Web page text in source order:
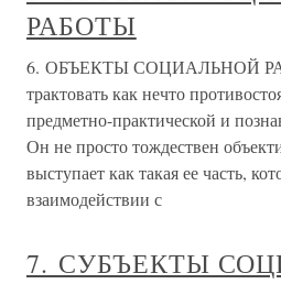
РАБОТЫ
6. ОБЪЕКТЫ СОЦИАЛЬНОЙ
трактовать как нечто
предметно-практической и
Он не просто тождествен
выступает как такая ее часть,
взаимодействии с
7. СУБЪЕКТЫ